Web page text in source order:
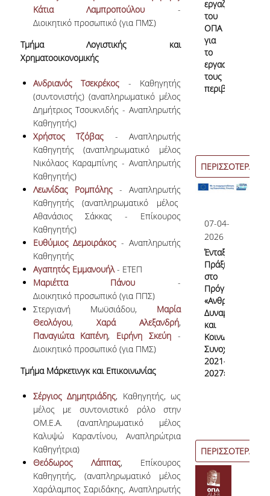
Κάτια Λαμπροπούλου-
Διοικητικό προσωπικό (για ΠMΣ)
Τμήμα Λογιστικής και
Χρηματοοικονομικής
Ανδριανός Τσεκρέκος - Καθηγητής
(συντονιστής) (αναπληρωματικό μέλος
Δημήτριος Τσουκνιδής - Αναπληρωτής
Καθηγητής)
Χρήστος Τζόβας - Αναπληρωτής
Καθηγητής (αναπληρωματικό μέλος
Νικόλαος Καραμπίνης - Αναπληρωτής
Καθηγητής)
Λεωνίδας Ρομπόλης- Αναπληρωτής
Καθηγητής (αναπληρωματικό μέλος
Αθανάσιος Σάκκας - Επίκουρος
Καθηγητής)
Ευθύμιος Δεμοιράκος - Αναπληρωτής
Καθηγητής
Αγαπητός Εμμανουήλ- ΕΤΕΠ
Μαριέττα Πάνου -
Διοικητικό προσωπικό (για ΠΠΣ)
Στεργιανή Μωϋσιάδου, Μαρία
Θεολόγου, Χαρά Αλεξανδρή,
Παναγιώτα Καπένη, Ειρήνη Σκεύη-
Διοικητικό προσωπικό (για ΠMΣ)
Τμήμα Μάρκετινγκ και Επικοινωνίας
Σέργιος Δημητριάδης, Καθηγητής, ως
μέλος με συντονιστικό ρόλο στην
ΟΜ.Ε.Α. (αναπληρωματικό μέλος
Καλυψώ Καραντίνου, Αναπληρώτρια
Καθηγήτρια)
Θεόδωρος Λάππας, Επίκουρος
Καθηγητής, (αναπληρωματικό μέλος
Χαράλαμπος Σαριδάκης, Αναπληρωτής
εργαζόμενοι
του
ΟΠΑ
για
το
εργασιακό
τους
περιβάλλον;
ΠΕΡΙΣΣΟΤΕΡΑ
07-04-
2026
Ένταξη
Πράξης
στο
Πρόγραμμα
«Ανθρώπινο
Δυναμικό
και
Κοινωνική
Συνοχή
2021–
2027»
ΠΕΡΙΣΣΟΤΕΡΑ